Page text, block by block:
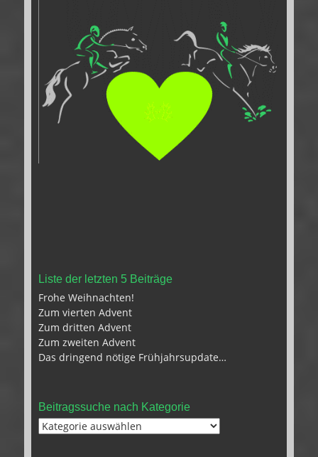
Liste der letzten 5 Beiträge
Frohe Weihnachten!
Zum vierten Advent
Zum dritten Advent
Zum zweiten Advent
Das dringend nötige Frühjahrsupdate…
Beitragssuche nach Kategorie
Beitragssuche